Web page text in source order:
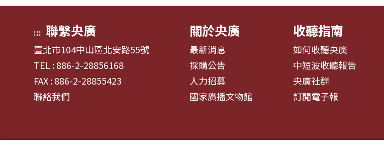
::: 聯繫央廣
臺北市104中山區北安路55號
TEL : 886-2-28856168
FAX : 886-2-28855423
聯絡我們
關於央廣
最新消息
採購公告
人力招募
國家廣播文物館
收聽指南
如何收聽央廣
中短波收聽報告
央廣社群
訂閱電子報